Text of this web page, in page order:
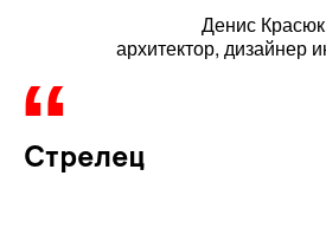
Денис
архитектор, дизайнер
Стрелец